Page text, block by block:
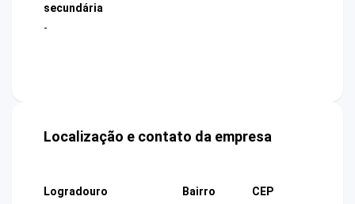
secundária
-
Localização e contato da empresa
Logradouro
Bairro
CEP